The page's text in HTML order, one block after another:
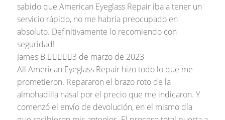
sabido que American Eyeglass Repair iba a tener un
servicio rápido, no me habría preocupado en
absoluto. Definitivamente lo recomiendo con
seguridad!
James B.3 de marzo de 2023
All American Eyeglass Repair hizo todo lo que me
prometieron. Repararon el brazo roto de la
almohadilla nasal por el precio que me indicaron. Y
comenzó el envío de devolución, en el mismo día